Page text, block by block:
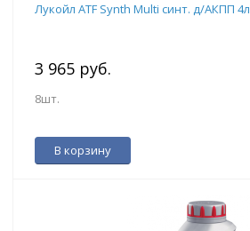
Лукойл ATF Synth Multi синт. д/АКПП 4л
3 965 руб.
8шт.
В корзину